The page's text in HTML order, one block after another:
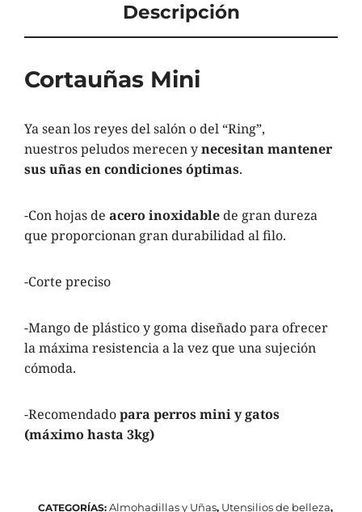
Descripción
Cortauñas Mini
Ya sean los reyes del salón o del “Ring”,
nuestros peludos merecen ynecesitan mantener
sus uñas en condiciones óptimas.
-Con hojas de acero inoxidablede gran dureza
que proporcionan gran durabilidad al filo.
-Corte preciso
-Mango de plástico y goma diseñado para ofrecer
la máxima resistencia a la vez que una sujeción
cómoda.
-Recomendadopara perros mini y gatos
(máximo hasta 3kg)
CATEGORÍAS: Almohadillas y Uñas, Utensilios de belleza,